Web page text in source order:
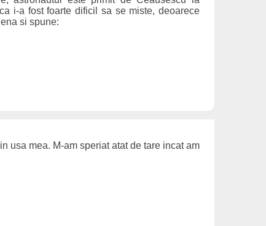
i-a fost foarte dificil sa se miste, deoarece
si spune:
usa mea. M-am speriat atat de tare incat am